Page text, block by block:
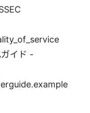
イド -